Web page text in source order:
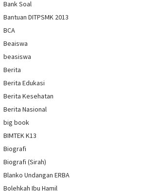
Bank Soal
Bantuan DITPSMK 2013
BCA
Beaiswa
beasiswa
Berita
Berita Edukasi
Berita Kesehatan
Berita Nasional
big book
BIMTEK K13
Biografi
Biografi (Sirah)
Blanko Undangan ERBA
Bolehkah Ibu Hamil